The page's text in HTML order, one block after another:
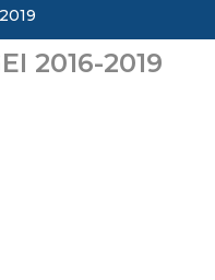
2016-2019